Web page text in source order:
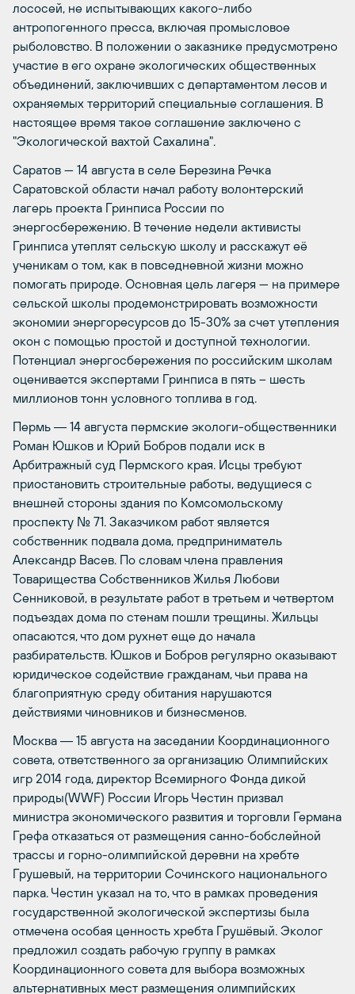
лососей, не испытывающих какого-либо
антропогенного пресса, включая промысловое
рыболовство. В положении о заказнике предусмотрено
участие в его охране экологических общественных
объединений, заключивших с департаментом лесов и
охраняемых территорий специальные соглашения. В
настоящее время такое соглашение заключено с
"Экологической вахтой Сахалина".
Саратов — 14 августа в селе Березина Речка
Саратовской области начал работу волонтерский
лагерь проекта Гринписа России по
энергосбережению. В течение недели активисты
Гринписа утеплят сельскую школу и расскажут её
ученикам о том, как в повседневной жизни можно
помогать природе. Основная цель лагеря — на примере
сельской школы продемонстрировать возможности
экономии энергоресурсов до 15-30% за счет утепления
окон с помощью простой и доступной технологии.
Потенциал энергосбережения по российским школам
оценивается экспертами Гринписа в пять – шесть
миллионов тонн условного топлива в год.
Пермь ― 14 августа пермские экологи-общественники
Роман Юшков и Юрий Бобров подали иск в
Арбитражный суд Пермского края. Исцы требуют
приостановить строительные работы, ведущиеся с
внешней стороны здания по Комсомольскому
проспекту № 71. Заказчиком работ является
собственник подвала дома, предприниматель
Александр Васев. По словам члена правления
Товарищества Собственников Жилья Любови
Сенниковой, в результате работ в третьем и четвертом
подъездах дома по стенам пошли трещины. Жильцы
опасаются, что дом рухнет еще до начала
разбирательств. Юшков и Бобров регулярно оказывают
юридическое содействие гражданам, чьи права на
благоприятную среду обитания нарушаются
действиями чиновников и бизнесменов.
Москва ― 15 августа на заседании Координационного
совета, ответственного за организацию Олимпийских
игр 2014 года, директор Всемирного Фонда дикой
природы(WWF) России Игорь Честин призвал
министра экономического развития и торговли Германа
Грефа отказаться от размещения санно-бобслейной
трассы и горно-олимпийской деревни на хребте
Грушевый, на территории Сочинского национального
парка. Честин указал на то, что в рамках проведения
государственной экологической экспертизы была
отмечена особая ценность хребта Грушёвый. Эколог
предложил создать рабочую группу в рамках
Координационного совета для выбора возможных
альтернативных мест размещения олимпийских